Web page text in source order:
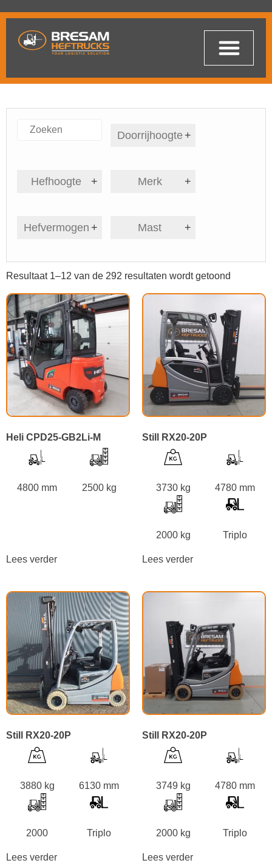
Doorrijhoogte +
Hefhoogte + Merk +
Hefvermogen + Mast +
Resultaat 1–12 van de 292 resultaten wordt getoond
Heli CPD25-GB2Li-M
4800 mm 2500 kg
Lees verder
Still RX20-20P
3730 kg 4780 mm
2000 kg Triplo
Lees verder
Still RX20-20P
3880 kg 6130 mm
2000 Triplo
Lees verder
Still RX20-20P
3749 kg 4780 mm
2000 kg Triplo
Lees verder